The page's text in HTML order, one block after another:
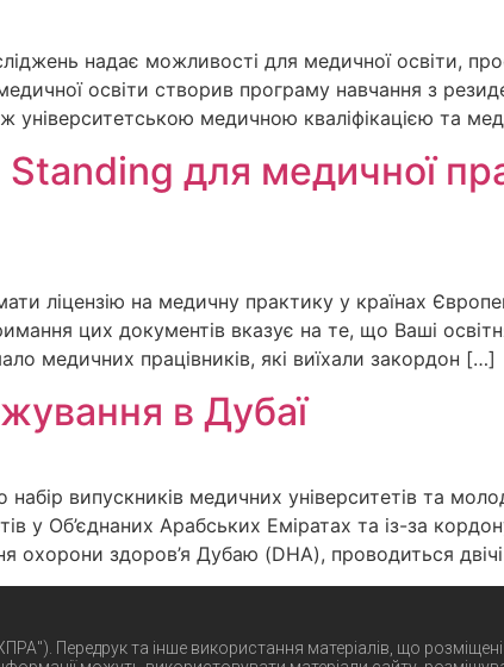
надає можливості для медичної освіти,
освіти створив програму навчання з
університетською медичною кваліфікацією та
для медичної
ліцензію на медичну практику у країнах
цих документів вказує на те, що Ваші
медичних працівників, які виїхали закордон […]
в Дубаї
випускників медичних університетів та
у Об’єднаних Арабських Еміратах та із-за
охорони здоров’я Дубаю (DHA), проводиться
Передрук та інше використання матеріалів, що